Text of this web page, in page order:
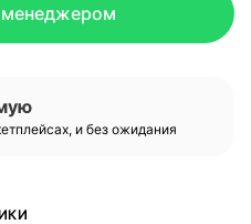
менеджером
и без ожидания